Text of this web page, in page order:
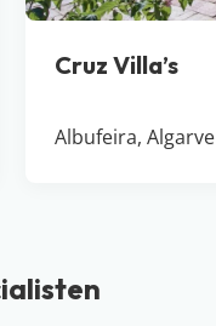
Cruz Villa’s
Albufeira, Algarve